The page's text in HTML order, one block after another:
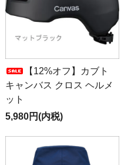
【12%オフ】カブト
キャンバス クロス ヘルメ
ット
5,980円(内税)